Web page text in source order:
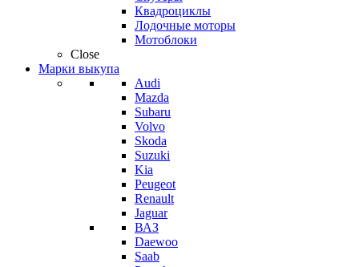
Квадроциклы
Лодочные моторы
Мотоблоки
Close
Марки выкупа
Audi
Mazda
Subaru
Volvo
Skoda
Suzuki
Kia
Peugeot
Renault
Jaguar
ВАЗ
Daewoo
Saab